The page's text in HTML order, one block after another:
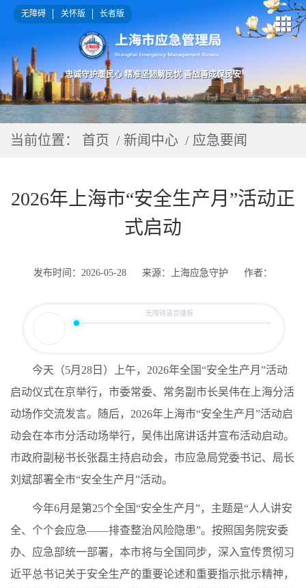
无障碍 关怀版 长者版
忠诚守护暖民心 精准坚韧解民忧 善战善成保民安
当前位置： 首页 / 新闻中心 / 应急要闻
2026年上海市“安全生产月”活动正
式启动
发布时间：2026-05-28 来源：上海应急守护 作者：
今天（5月28日）上午，2026年全国“安全生产月”活动
启动仪式在京举行，市委常委、常务副市长吴伟在上海分活
动场作交流发言。随后，2026年上海市“安全生产月”活动启
动会在本市分活动场举行，吴伟出席讲话并宣布活动启动。
市政府副秘书长张磊主持启动会，市应急局党委书记、局长
刘斌部署全市“安全生产月”活动。
今年6月是第25个全国“安全生产月”，主题是“人人讲安
全、个个会应急——排查整治风险隐患”。按照国务院安委
办、应急部统一部署，本市将与全国同步，深入宣传贯彻习
近平总书记关于安全生产的重要论述和重要指示批示精神，